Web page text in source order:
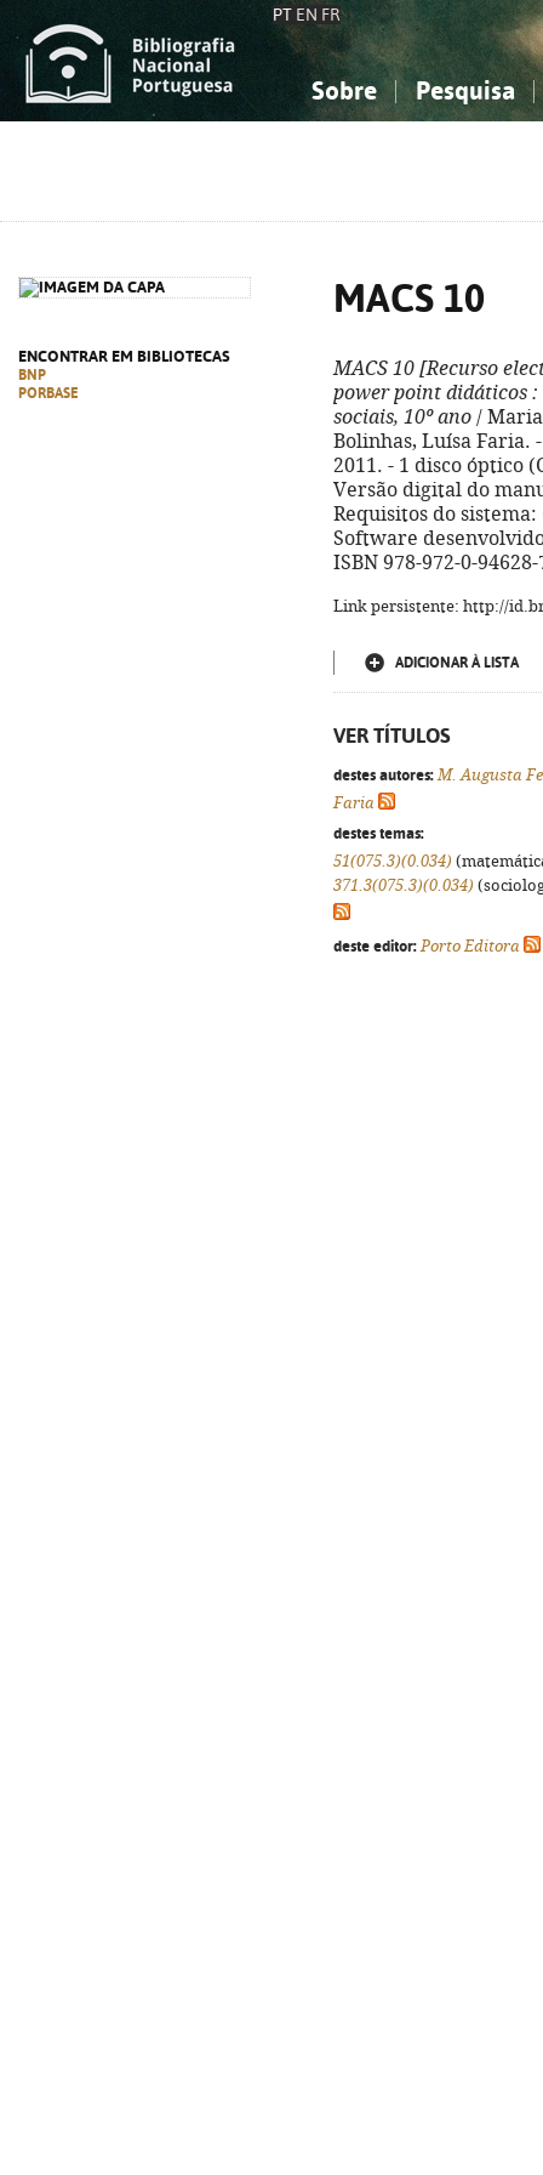
PT EN FR
Sobre Pesquisa
ENCONTRAR EM BIBLIOTECAS
BNP
PORBASE
MACS 10
MACS 10 [Recurso
power point didáticos :
sociais, 10º ano /
Bolinhas, Luísa Faria.
2011. - 1 disco óptico
Versão digital do
Requisitos do
Software
ISBN 978-972-0-94628-
Link persistente: http://
ADICIONAR À LISTA
VER TÍTULOS
destes autores: M. Augusta
Faria
destes temas:
51(075.3)(0.034)
371.3(075.3)(0.034)
deste editor: Porto Editora